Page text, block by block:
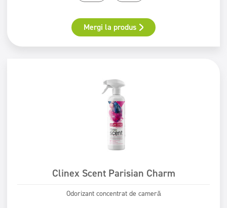
Mergi la produs
Clinex Scent Parisian Charm
Odorizant concentrat de cameră